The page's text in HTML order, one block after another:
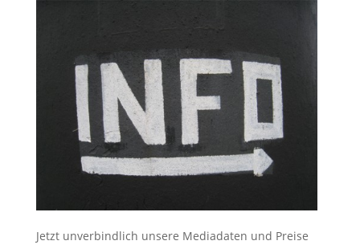
Jetzt unverbindlich unsere Mediadaten und Preise